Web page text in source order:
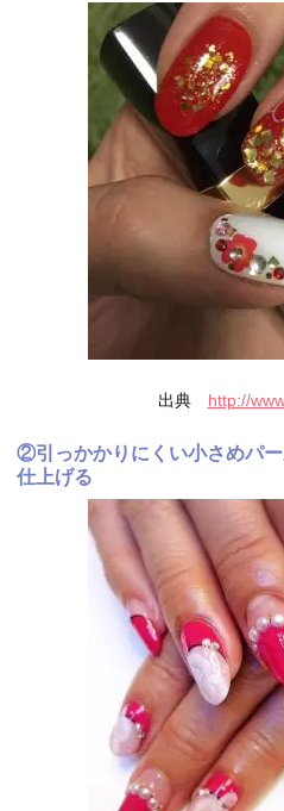
出典 http://
②引っかかりにくい小さめパ
仕上げる